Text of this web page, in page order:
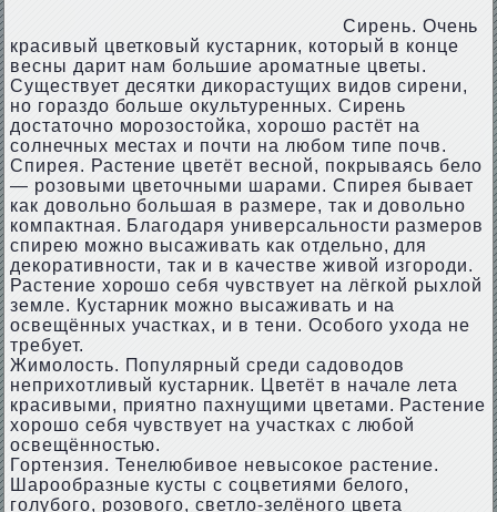
Сирень. Очень
красивый цветковый кустарник, который в конце
весны дарит нам большие ароматные цветы.
Существует десятки дикорастущих видов сирени,
но гораздо больше окультуренных. Сирень
достаточно морозостойка, хорошо растёт на
солнечных местах и почти на любом типе почв.
Спирея. Растение цветёт весной, покрываясь бело
— розовыми цветочными шарами. Спирея бывает
как довольно большая в размере, так и довольно
компактная. Благодаря универсальности размеров
спирею можно высаживать как отдельно, для
декоративности, так и в качестве живой изгороди.
Растение хорошо себя чувствует на лёгкой рыхлой
земле. Кустарник можно высаживать и на
освещённых участках, и в тени. Особого ухода не
требует.
Жимолость. Популярный среди садоводов
неприхотливый кустарник. Цветёт в начале лета
красивыми, приятно пахнущими цветами. Растение
хорошо себя чувствует на участках с любой
освещённостью.
Гортензия. Тенелюбивое невысокое растение.
Шарообразные кусты с соцветиями белого,
голубого, розового, светло-зелёного цвета